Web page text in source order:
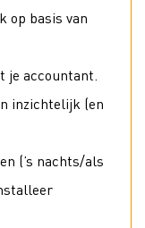
op basis van
je accountant.
inzichtelijk (en
(’s nachts/als